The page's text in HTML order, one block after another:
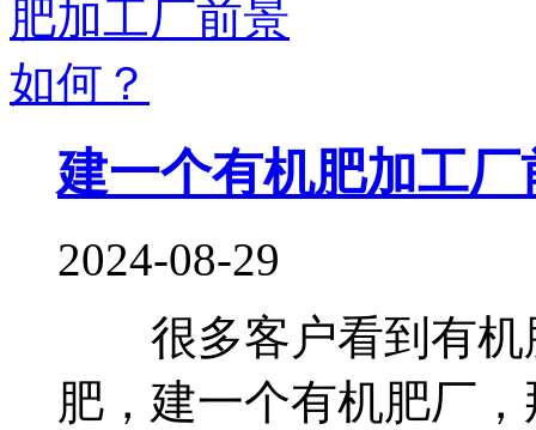
建一个有机肥加工
2024-08-29
很多客户看到有机
肥，建一个有机肥厂